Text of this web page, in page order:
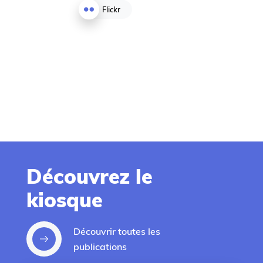
Flickr
Préhistoire, ça
vous tente? 🤩 👉
Alors rdv cet
14h, et jusque...
Découvrez le
kiosque
Découvrir toutes les
publications